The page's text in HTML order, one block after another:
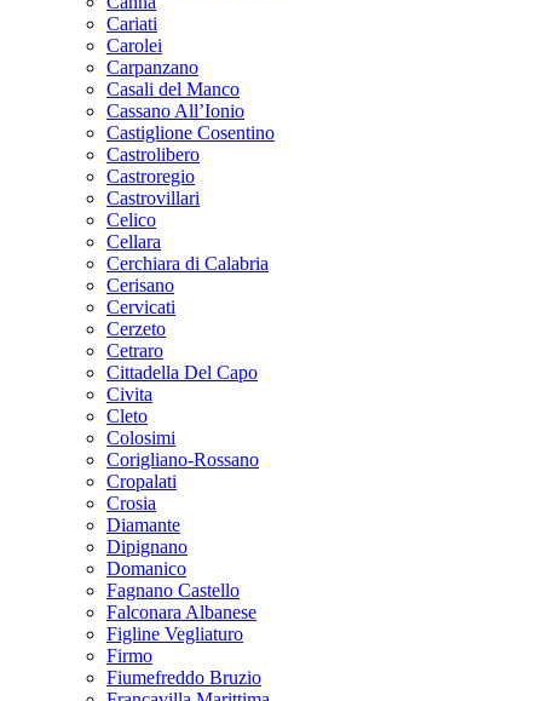
Cariati
Carolei
Carpanzano
Casali del Manco
Cassano All’Ionio
Castiglione Cosentino
Castrolibero
Castroregio
Castrovillari
Celico
Cellara
Cerchiara di Calabria
Cerisano
Cervicati
Cerzeto
Cetraro
Cittadella Del Capo
Civita
Cleto
Colosimi
Corigliano-Rossano
Cropalati
Crosia
Diamante
Dipignano
Domanico
Fagnano Castello
Falconara Albanese
Figline Vegliaturo
Firmo
Fiumefreddo Bruzio